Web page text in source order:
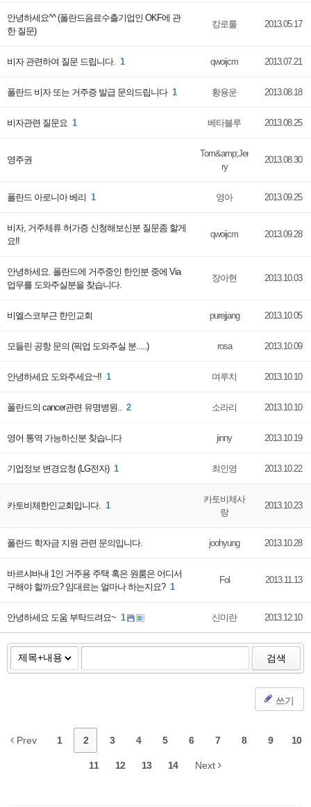
안녕하세요^^ (폴란드음료수출기업인 OKF에 관
한 질문)
캉로룰 2013.05.17
비자 관련하여 질문 드립니다. 1 qwoijcm 2013.07.21
폴란드 비자 또는 거주증 발급 문의드립니다 1 황용운 2013.08.18
비자관련 질문요 1 베타블루 2013.08.25
영주권
Tom&amp;Jer
ry
2013.08.30
폴란드 아로니아 베리 1 영아 2013.09.25
비자, 거주체류 허가증 신청해보신분 질문좀 할게
요!!
qwoijcm 2013.09.28
안녕하세요. 폴란드에 거주중인 한인분 중에 Via
업무를 도와주실분을 찾습니다.
장아현 2013.10.03
비엘스코부근 한인교회 purejjang 2013.10.05
모들린 공항 문의 (픽업 도와주실 분.....) rosa 2013.10.09
안녕하세요 도와주세요~!! 1 며루치 2013.10.10
폴란드의 cancer관련 유명병원.. 2 소라리 2013.10.10
영어 통역 가능하신분 찾습니다 jinny 2013.10.19
기업정보 변경요청 (LG전자) 1 최인영 2013.10.22
카토비체한인교회입니다. 1
카토비체사
랑
2013.10.23
폴란드 학자금 지원 관련 문의입니다. joohyung 2013.10.28
바르샤바내 1인 거주용 주택 혹은 원룸은 어디서
구해야 할까요? 임대료는 얼마나 하는지요? 1
Fol 2013.11.13
안녕하세요 도움 부탁드려요~ 1 신미란 2013.12.10
검색
쓰기
Prev 1 2 3 4 5 6 7 8 9 10
11 12 13 14 Next